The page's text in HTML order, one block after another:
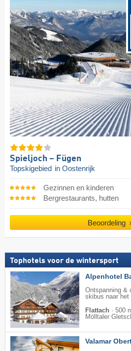
Spieljoch – Fügen
Topskigebied in Oostenrijk
Gezinnen en kinderen
Bergrestaurants, hutten
Beoordeling
Tophotels voor de wintersport
Alpenhotel
Ontspanning &
skibus naar het
Flattach · 500
Mölltaler
Valamar